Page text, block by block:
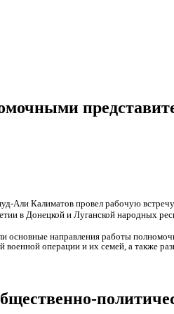
Али Калиматов провел рабочую
в Донецкой и Луганской народных
основные направления работы
военной операции и их семей, а также